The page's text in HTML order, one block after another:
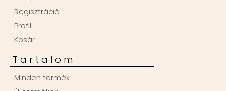
Regisztráció
Profil
Kosár
Tartalom
Minden termék